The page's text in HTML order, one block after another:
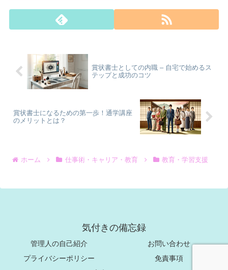
賞状書士としての内職 – 自宅で始めるス
テップと成功のコツ
賞状書士になるための第一歩！通学講座
のメリットとは？
ホーム 仕事術・キャリア・教育 教育・学習支援
気付きの備忘録
管理人の自己紹介
お問い合わせ
プライバシーポリシー
免責事項